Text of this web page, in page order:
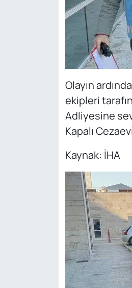
Olayın
ekipleri
Adliyesine
Kapalı
Kaynak: İHA